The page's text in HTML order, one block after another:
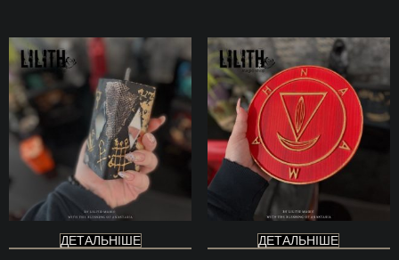
ДЕТАЛЬНІШЕ ДЕТАЛЬНІШЕ